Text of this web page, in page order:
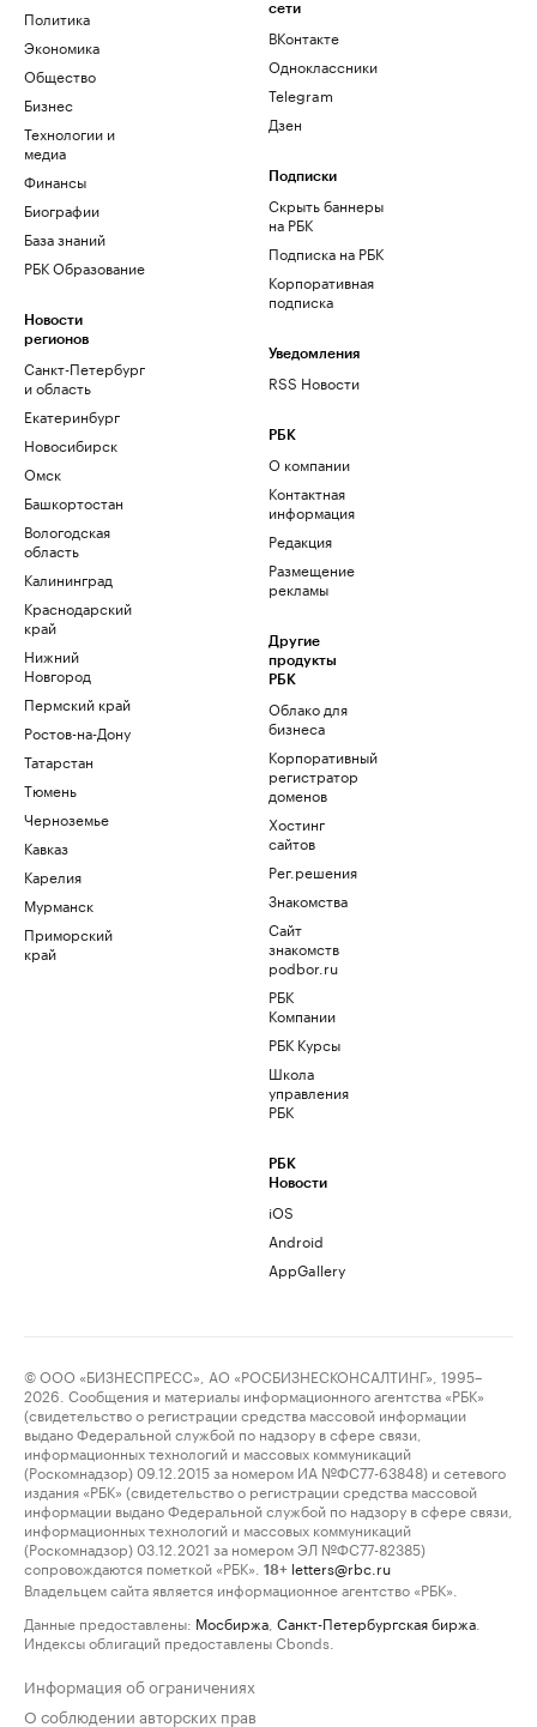
Политика
Экономика
Общество
Бизнес
Технологии и
медиа
Финансы
Биографии
База знаний
РБК Образование
Новости
регионов
Санкт-Петербург
и область
Екатеринбург
Новосибирск
Омск
Башкортостан
Вологодская
область
Калининград
Краснодарский
край
Нижний
Новгород
Пермский край
Ростов-на-Дону
Татарстан
Тюмень
Черноземье
Кавказ
Карелия
Мурманск
Приморский
край
сети
ВКонтакте
Одноклассники
Telegram
Дзен
Подписки
Скрыть баннеры
на РБК
Подписка на РБК
Корпоративная
подписка
Уведомления
RSS Новости
РБК
О компании
Контактная
информация
Редакция
Размещение
рекламы
Другие
продукты
РБК
Облако для
бизнеса
Корпоративный
регистратор
доменов
Хостинг
сайтов
Рег.решения
Знакомства
Сайт
знакомств
podbor.ru
РБК
Компании
РБК Курсы
Школа
управления
РБК
РБК
Новости
iOS
Android
AppGallery
© ООО «БИЗНЕСПРЕСС», АО «РОСБИЗНЕСКОНСАЛТИНГ», 1995–
2026. Сообщения и материалы информационного агентства «РБК»
(свидетельство о регистрации средства массовой информации
выдано Федеральной службой по надзору в сфере связи,
информационных технологий и массовых коммуникаций
(Роскомнадзор) 09.12.2015 за номером ИА №ФС77-63848) и сетевого
издания «РБК» (свидетельство о регистрации средства массовой
информации выдано Федеральной службой по надзору в сфере связи,
информационных технологий и массовых коммуникаций
(Роскомнадзор) 03.12.2021 за номером ЭЛ №ФС77-82385)
сопровождаются пометкой «РБК».
18+ letters@rbc.ru
Владельцем сайта является информационное агентство «РБК».
Данные предоставлены: Мосбиржа Санкт-Петербургская биржа
Индексы облигаций предоставлены Cbonds.
Информация об ограничениях
О соблюдении авторских прав